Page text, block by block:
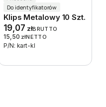
Do identyfikatorów
Klips Metalowy 10 Szt.
19,07 złBRUTTO
15,50 złNETTO
P/N: kart-kl